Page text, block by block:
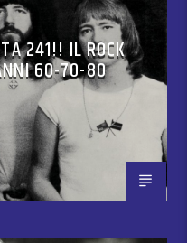
241!! IL ROCK
60-70-80